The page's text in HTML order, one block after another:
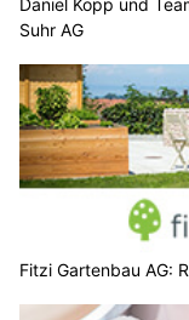
Suhr AG
Fitzi Gartenbau AG: